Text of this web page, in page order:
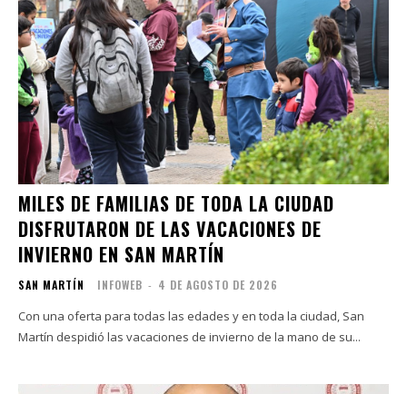
MILES DE FAMILIAS DE TODA LA CIUDAD
DISFRUTARON DE LAS VACACIONES DE
INVIERNO EN SAN MARTÍN
SAN MARTÍN INFOWEB - 4 DE AGOSTO DE 2026
Con una oferta para todas las edades y en toda la ciudad, San
Martín despidió las vacaciones de invierno de la mano de su...